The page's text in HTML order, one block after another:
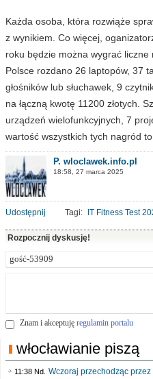
Każda osoba, która rozwiąże
z wynikiem. Co więcej,
roku będzie można wygrać liczne
Polsce rozdano 26 laptopów, 37
głośników lub słuchawek, 9
na łączną kwotę 11200 złotych.
urządzeń wielofunkcyjnych, 7
wartość wszystkich tych nagród to
P. wloclawek.info.pl
18:58, 27 marca 2025
Udostępnij Tagi: IT Fitness Test
Rozpocznij dyskusję!
Znam i akceptuję regulamin portalu
włocławianie piszą
11:38 Nd. Wczoraj przechodząc przez